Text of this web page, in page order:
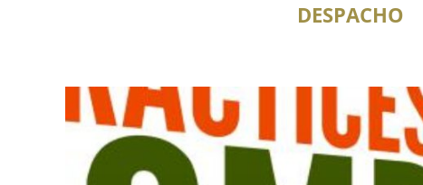
DESPACHO